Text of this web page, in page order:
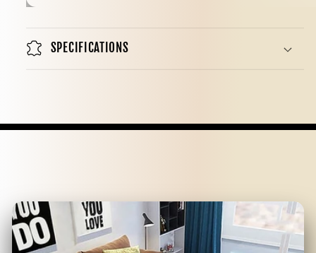
SPECIFICATIONS